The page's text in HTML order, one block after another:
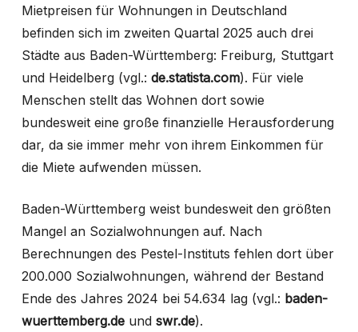
Mietpreisen für Wohnungen in Deutschland
befinden sich im zweiten Quartal 2025 auch drei
Städte aus Baden-Württemberg: Freiburg, Stuttgart
und Heidelberg (vgl.: de.statista.com). Für viele
Menschen stellt das Wohnen dort sowie
bundesweit eine große finanzielle Herausforderung
dar, da sie immer mehr von ihrem Einkommen für
die Miete aufwenden müssen.
Baden-Württemberg weist bundesweit den größten
Mangel an Sozialwohnungen auf. Nach
Berechnungen des Pestel-Instituts fehlen dort über
200.000 Sozialwohnungen, während der Bestand
Ende des Jahres 2024 bei 54.634 lag (vgl.: baden-
wuerttemberg.deund swr.de).